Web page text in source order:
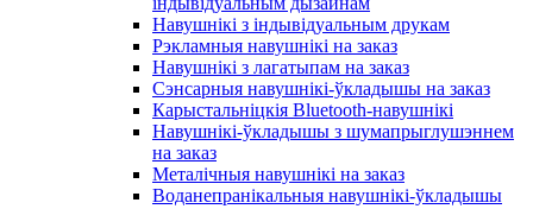
Навушнікі з індывідуальным друкам
Рэкламныя навушнікі на заказ
Навушнікі з лагатыпам на заказ
Сэнсарныя навушнікі-ўкладышы на заказ
Карыстальніцкія Bluetooth-навушнікі
Навушнікі-ўкладышы з шумапрыглушэннем
на заказ
Металічныя навушнікі на заказ
Воданепранікальныя навушнікі-ўкладышы